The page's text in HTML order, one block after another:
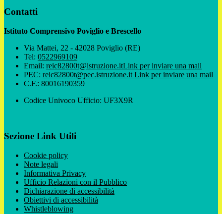
Contatti
Istituto Comprensivo Poviglio e Brescello
Via Mattei, 22 - 42028 Poviglio (RE)
Tel: 0522969109
Email: reic82800t@istruzione.itLink per inviare una mail
PEC: reic82800t@pec.istruzione.it Link per inviare una mail
C.F.: 80016190359
Codice Univoco Ufficio: UF3X9R
Sezione Link Utili
Cookie policy
Note legali
Informativa Privacy
Ufficio Relazioni con il Pubblico
Dichiarazione di accessibilità
Obiettivi di accessibilità
Whistleblowing